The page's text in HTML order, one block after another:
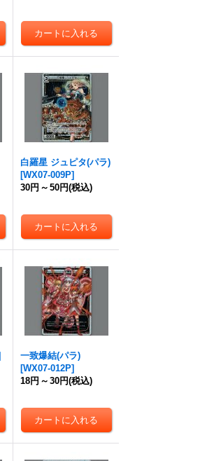
白羅星 ジュピタ(パラ)
[WX07-009P]
30円 ～ 50円(税込)
一致爆結(パラ)
[WX07-012P]
18円 ～ 30円(税込)